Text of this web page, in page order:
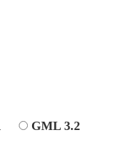
GML 3.2